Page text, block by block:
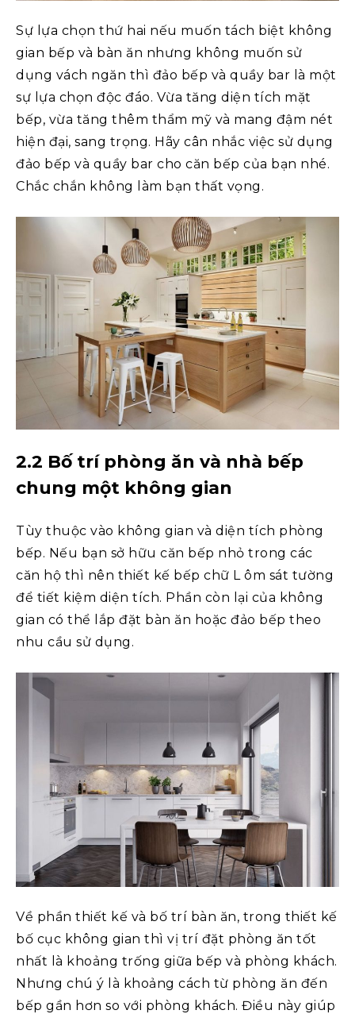
Sự lựa chọn thứ hai nếu muốn tách biệt không
gian bếp và bàn ăn nhưng không muốn sử
dụng vách ngăn thì đảo bếp và quầy bar là một
sự lựa chọn độc đáo. Vừa tăng diện tích mặt
bếp, vừa tăng thêm thẩm mỹ và mang đậm nét
hiện đại, sang trọng. Hãy cân nhắc việc sử dụng
đảo bếp và quầy bar cho căn bếp của bạn nhé.
Chắc chắn không làm bạn thất vọng.
2.2 Bố trí phòng ăn và nhà bếp
chung một không gian
Tùy thuộc vào không gian và diện tích phòng
bếp. Nếu bạn sở hữu căn bếp nhỏ trong các
căn hộ thì nên thiết kế bếp chữ L ôm sát tường
để tiết kiệm diện tích. Phần còn lại của không
gian có thể lắp đặt bàn ăn hoặc đảo bếp theo
nhu cầu sử dụng.
Về phần thiết kế và bố trí bàn ăn, trong thiết kế
bố cục không gian thì vị trí đặt phòng ăn tốt
nhất là khoảng trống giữa bếp và phòng khách.
Nhưng chú ý là khoảng cách từ phòng ăn đến
bếp gần hơn so với phòng khách. Điều này giúp